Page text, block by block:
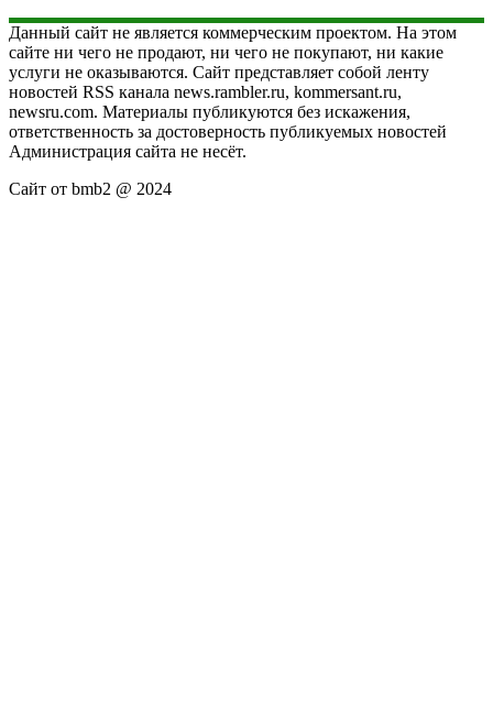
Данный сайт не является коммерческим проектом. На этом
сайте ни чего не продают, ни чего не покупают, ни какие
услуги не оказываются. Сайт представляет собой ленту
новостей RSS канала news.rambler.ru, kommersant.ru,
newsru.com. Материалы публикуются без искажения,
ответственность за достоверность публикуемых новостей
Администрация сайта не несёт.
Сайт от bmb2 @ 2024